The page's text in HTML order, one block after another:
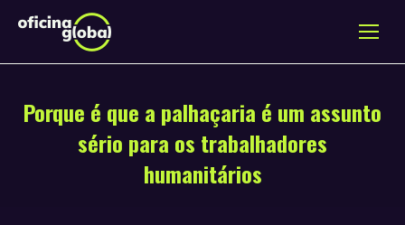
Porque é que a palhaçaria é um assunto
sério para os trabalhadores
humanitários